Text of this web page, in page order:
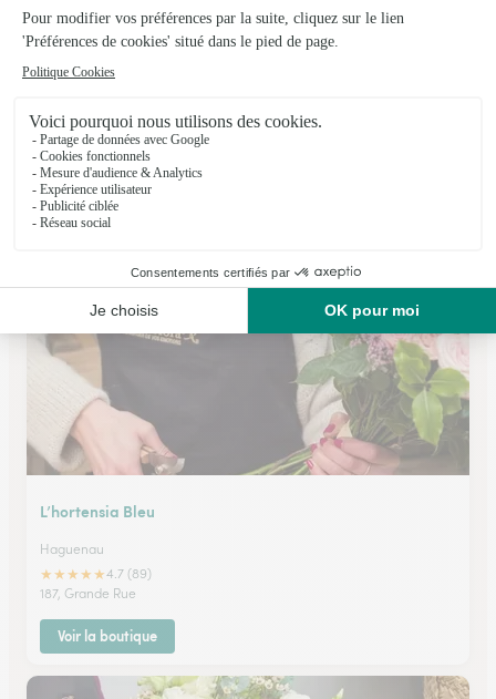
Fleurs Bernhard
Ingwiller
★★★ ★★4.8 (82)
Voir la boutique
L’hortensia Bleu
Haguenau
★★★★★4.7 (89)
187, Grande Rue
Voir la boutique